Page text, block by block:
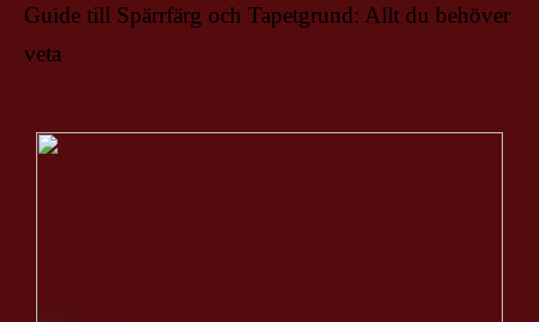
Guide till Spärrfärg och Tapetgrund: Allt du behöver
veta